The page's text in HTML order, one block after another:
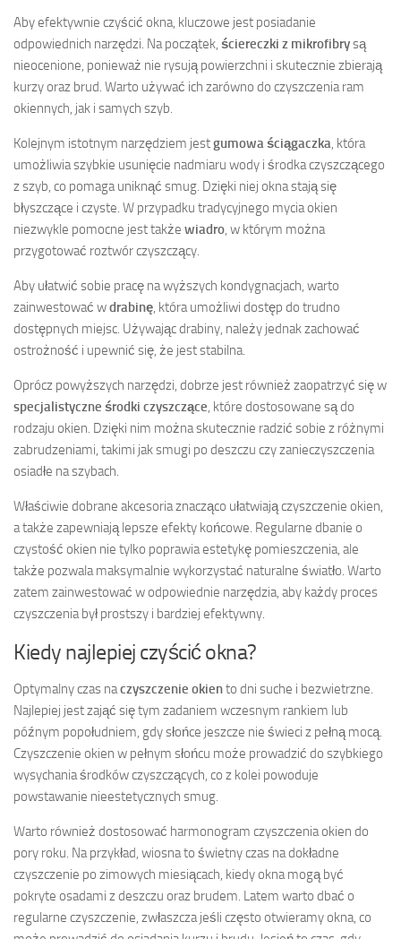
Aby efektywnie czyścić okna, kluczowe jest posiadanie
odpowiednich narzędzi. Na początek, ściereczki z mikrofibrysą
nieocenione, ponieważ nie rysują powierzchni i skutecznie zbierają
kurzy oraz brud. Warto używać ich zarówno do czyszczenia ram
okiennych, jak i samych szyb.
Kolejnym istotnym narzędziem jestgumowa ściągaczka, która
umożliwia szybkie usunięcie nadmiaru wody i środka czyszczącego
z szyb, co pomaga uniknąć smug. Dzięki niej okna stają się
błyszczące i czyste. W przypadku tradycyjnego mycia okien
niezwykle pomocne jest także wiadro, w którym można
przygotować roztwór czyszczący.
Aby ułatwić sobie pracę na wyższych kondygnacjach, warto
zainwestować wdrabinę, która umożliwi dostęp do trudno
dostępnych miejsc. Używając drabiny, należy jednak zachować
ostrożność i upewnić się, że jest stabilna.
Oprócz powyższych narzędzi, dobrze jest również zaopatrzyć się w
specjalistyczne środki czyszczące, które dostosowane są do
rodzaju okien. Dzięki nim można skutecznie radzić sobie z różnymi
zabrudzeniami, takimi jak smugi po deszczu czy zanieczyszczenia
osiadłe na szybach.
Właściwie dobrane akcesoria znacząco ułatwiają czyszczenie okien,
a także zapewniają lepsze efekty końcowe. Regularne dbanie o
czystość okien nie tylko poprawia estetykę pomieszczenia, ale
także pozwala maksymalnie wykorzystać naturalne światło. Warto
zatem zainwestować w odpowiednie narzędzia, aby każdy proces
czyszczenia był prostszy i bardziej efektywny.
Kiedy najlepiej czyścić okna?
Optymalny czas naczyszczenie okiento dni suche i bezwietrzne.
Najlepiej jest zająć się tym zadaniem wczesnym rankiem lub
późnym popołudniem, gdy słońce jeszcze nie świeci z pełną mocą.
Czyszczenie okien w pełnym słońcu może prowadzić do szybkiego
wysychania środków czyszczących, co z kolei powoduje
powstawanie nieestetycznych smug.
Warto również dostosować harmonogram czyszczenia okien do
pory roku. Na przykład, wiosna to świetny czas na dokładne
czyszczenie po zimowych miesiącach, kiedy okna mogą być
pokryte osadami z deszczu oraz brudem. Latem warto dbać o
regularne czyszczenie, zwłaszcza jeśli często otwieramy okna, co